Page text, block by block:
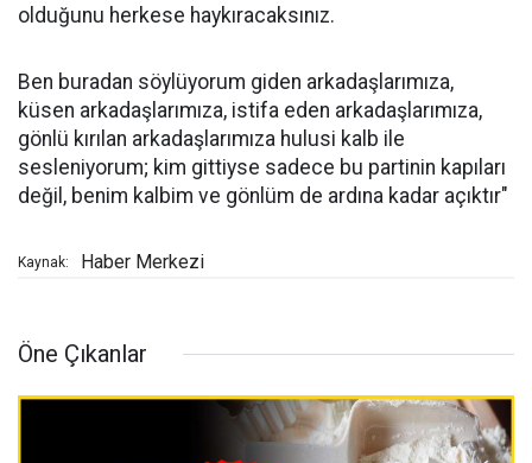
olduğunu herkese haykıracaksınız.
Ben buradan söylüyorum giden arkadaşlarımıza,
küsen arkadaşlarımıza, istifa eden arkadaşlarımıza,
gönlü kırılan arkadaşlarımıza hulusi kalb ile
sesleniyorum; kim gittiyse sadece bu partinin kapıları
değil, benim kalbim ve gönlüm de ardına kadar açıktır"
Kaynak: Haber Merkezi
Öne Çıkanlar